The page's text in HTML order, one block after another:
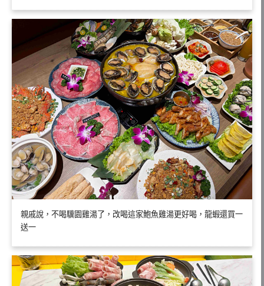
親戚說，不喝驥園雞湯了，改喝這家鮑魚雞湯更好喝，龍蝦還買一
送一